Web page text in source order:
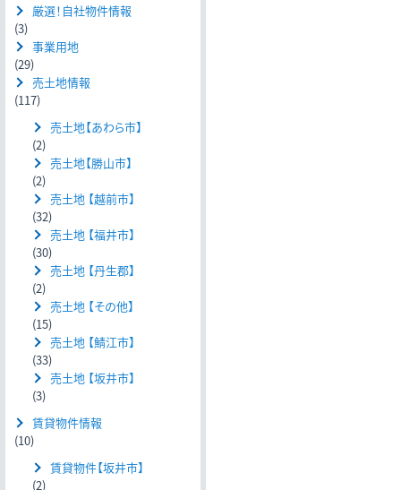
厳選！自社物件情報
(3)
事業用地
(29)
売土地情報
(117)
売土地【あわら市】
(2)
売土地【勝山市】
(2)
売土地 【越前市】
(32)
売土地 【福井市】
(30)
売土地 【丹生郡】
(2)
売土地 【その他】
(15)
売土地 【鯖江市】
(33)
売土地 【坂井市】
(3)
賃貸物件情報
(10)
賃貸物件【坂井市】
(2)